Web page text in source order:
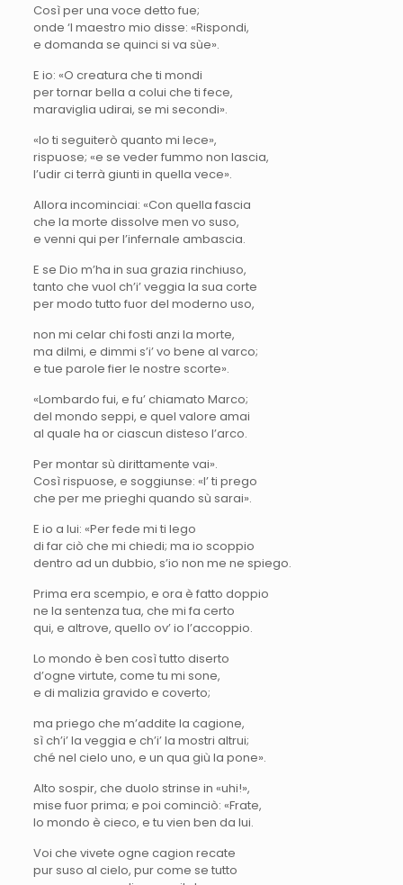
Così per una voce detto fue;
onde ‘l maestro mio disse: «Rispondi,
e domanda se quinci si va sùe».
E io: «O creatura che ti mondi
per tornar bella a colui che ti fece,
maraviglia udirai, se mi secondi».
«Io ti seguiterò quanto mi lece»,
rispuose; «e se veder fummo non lascia,
l’udir ci terrà giunti in quella vece».
Allora incominciai: «Con quella fascia
che la morte dissolve men vo suso,
e venni qui per l’infernale ambascia.
E se Dio m’ha in sua grazia rinchiuso,
tanto che vuol ch’i’ veggia la sua corte
per modo tutto fuor del moderno uso,
non mi celar chi fosti anzi la morte,
ma dilmi, e dimmi s’i’ vo bene al varco;
e tue parole fier le nostre scorte».
«Lombardo fui, e fu’ chiamato Marco;
del mondo seppi, e quel valore amai
al quale ha or ciascun disteso l’arco.
Per montar sù dirittamente vai».
Così rispuose, e soggiunse: «I’ ti prego
che per me prieghi quando sù sarai».
E io a lui: «Per fede mi ti lego
di far ciò che mi chiedi; ma io scoppio
dentro ad un dubbio, s’io non me ne spiego.
Prima era scempio, e ora è fatto doppio
ne la sentenza tua, che mi fa certo
qui, e altrove, quello ov’ io l’accoppio.
Lo mondo è ben così tutto diserto
d’ogne virtute, come tu mi sone,
e di malizia gravido e coverto;
ma priego che m’addite la cagione,
sì ch’i’ la veggia e ch’i’ la mostri altrui;
ché nel cielo uno, e un qua giù la pone».
Alto sospir, che duolo strinse in «uhi!»,
mise fuor prima; e poi cominciò: «Frate,
lo mondo è cieco, e tu vien ben da lui.
Voi che vivete ogne cagion recate
pur suso al cielo, pur come se tutto